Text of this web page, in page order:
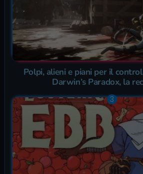
Polpi, alieni e piani per il
Darwin’s Paradox, la